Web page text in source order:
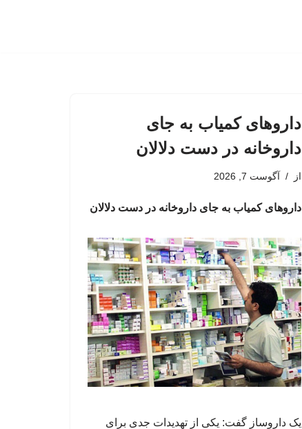
داروهای کمیاب به جای
داروخانه در دست دلالان
از آگوست 7, 2026
داروهای کمیاب به جای داروخانه در دست دلالان
یک داروساز گفت: یکی از تهدیدات جدی برای